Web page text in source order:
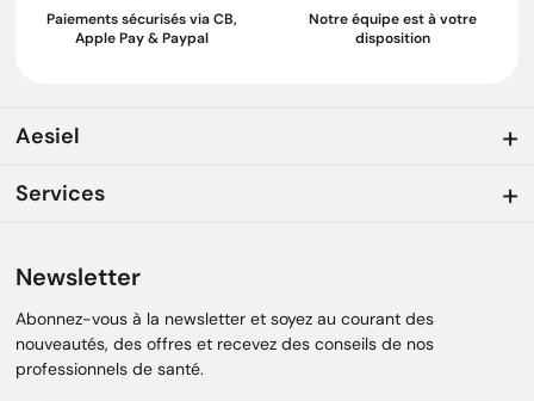
Paiements sécurisés via CB,
Apple Pay & Paypal
Notre équipe est à votre
disposition
Aesiel
Services
Newsletter
Abonnez-vous à la newsletter et soyez au courant des
nouveautés, des offres et recevez des conseils de nos
professionnels de santé.